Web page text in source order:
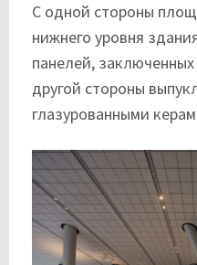
С одной стороны
нижнего уровня
панелей,
другой стороны
глазурованными